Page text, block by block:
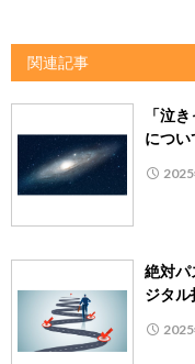
関連記事
「泣
につ
絶対
ジタル